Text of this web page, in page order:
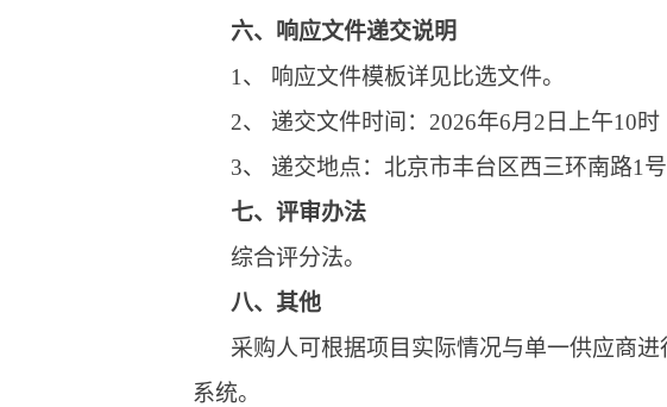
六、 响应文件递交说明
1、 响应文件模板详见比选文件。
2、 递交文件时间：2026年6月2日上午10
3、 递交地点：北京市丰台区西三环南路1
七、 评审办法
综合评分法。
八、 其他
采购人可根据项目实际情况与单一供应商
系统。